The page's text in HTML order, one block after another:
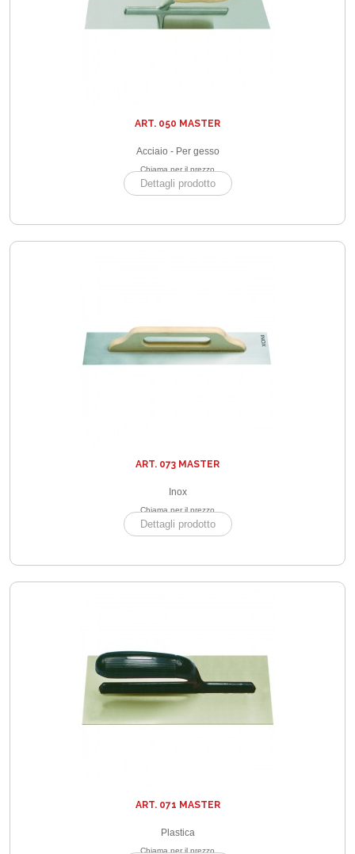
ART. 050 MASTER
Acciaio - Per gesso
Chiama per il prezzo
Dettagli prodotto
ART. 073 MASTER
Inox
Chiama per il prezzo
Dettagli prodotto
ART. 071 MASTER
Plastica
Chiama per il prezzo